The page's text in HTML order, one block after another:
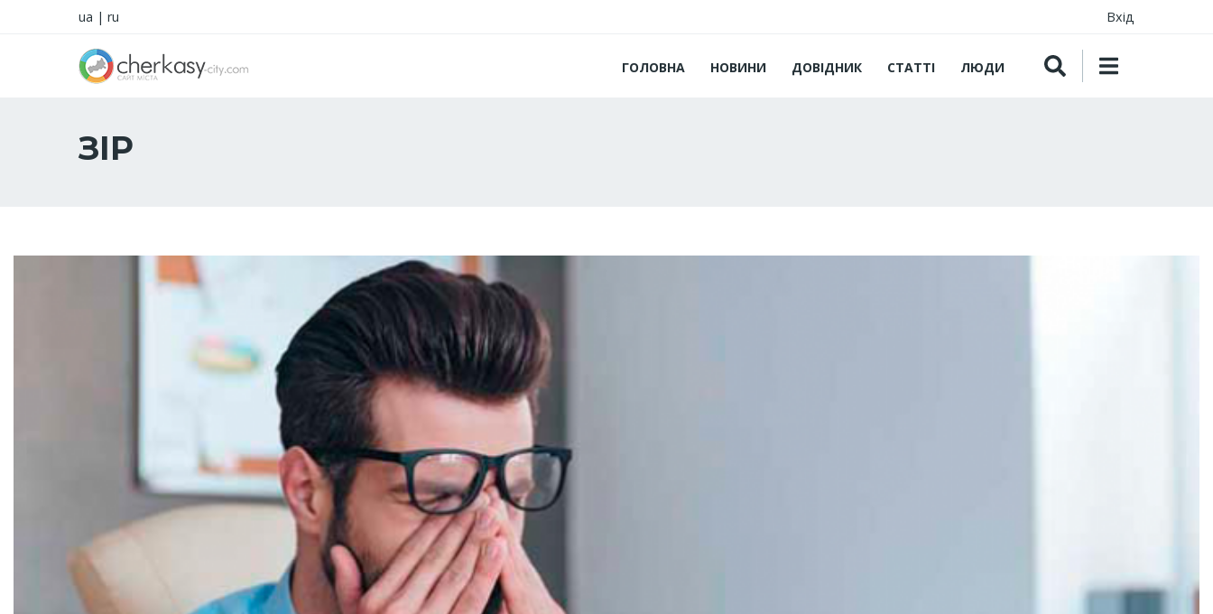
ua | ru Вхід
ГОЛОВНА НОВИНИ ДОВІДНИК СТАТТІ ЛЮДИ
ЗІР